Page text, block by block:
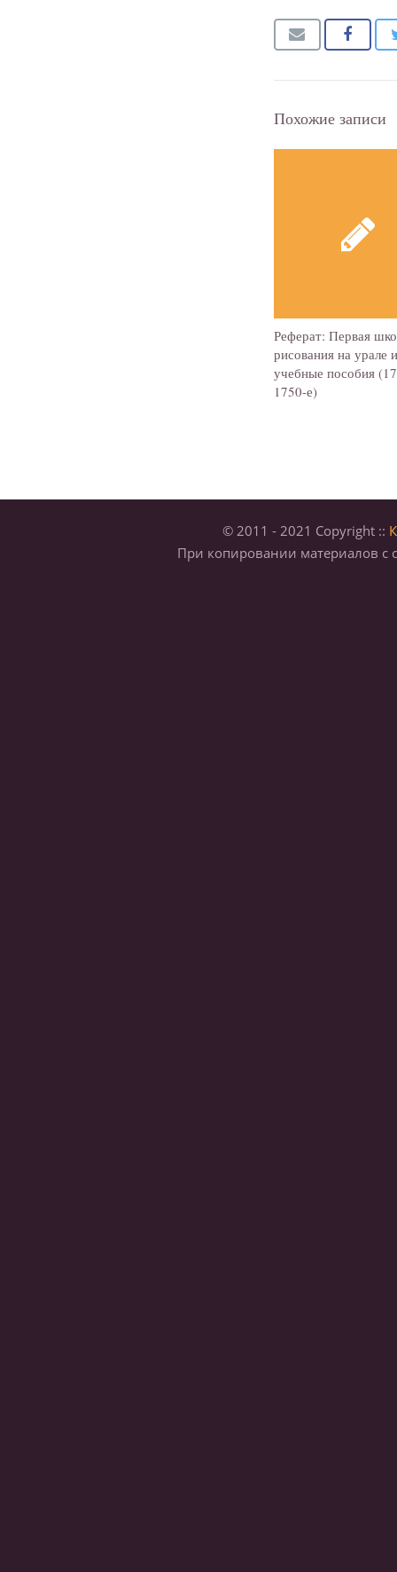
Похожие записи
Реферат: Первая
рисования на урале
учебные пособия
1750-е)
© 2011 - 2021 Copyright ::
При копировании материалов с